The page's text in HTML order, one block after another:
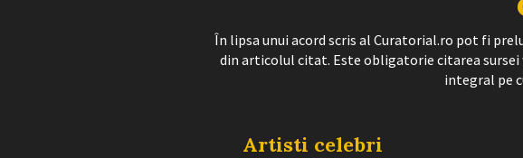
În lipsa unui acord scris al Curatorial.ro pot fi
din articolul citat. Este obligatorie citarea sursei
integral pe
Artisti celebri